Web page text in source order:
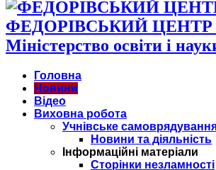
ФЕДОРІВСЬКИЙ
Міністерство освіти і
Головна
Новини
Відео
Виховна робота
Учнівське
Новини та діяльність
Інформаційні матеріали
Сторінки незламності